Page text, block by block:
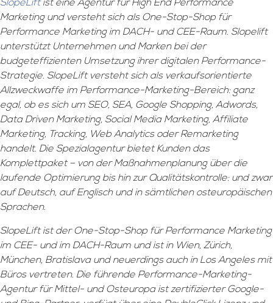
SlopeLiftist eine Agentur für High End Performance
Marketing und versteht sich als One-Stop-Shop für
Performance Marketing im DACH- und CEE-Raum. Slopelift
unterstützt Unternehmen und Marken bei der
budgeteffizienten Umsetzung ihrer digitalen Performance-
Strategie. SlopeLift versteht sich als verkaufsorientierte
Allzweckwaffe im Performance-Marketing-Bereich: ganz
egal, ob es sich um SEO, SEA, Google Shopping, Adwords,
Data Driven Marketing, Social Media Marketing, Affiliate
Marketing, Tracking, Web Analytics oder Remarketing
handelt. Die Spezialagentur bietet Kunden das
Komplettpaket – von der Maßnahmenplanung über die
laufende Optimierung bis hin zur Qualitätskontrolle: und zwar
auf Deutsch, auf Englisch und in sämtlichen osteuropäischen
Sprachen.
SlopeLift ist der One-Stop-Shop für Performance Marketing
im CEE- und im DACH-Raum und ist in Wien, Zürich,
München, Bratislava und neuerdings auch in Los Angeles mit
Büros vertreten. Die führende Performance-Marketing-
Agentur für Mittel- und Osteuropa ist zertifizierter Google-